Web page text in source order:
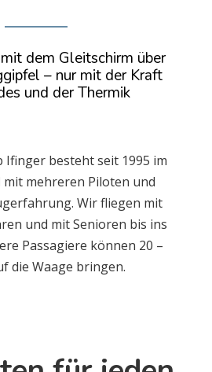
dem Gleitschirm über
– nur mit der Kraft
und der Thermik
Ifinger besteht seit 1995 im
mehreren Piloten und
Wir fliegen mit
und mit Senioren bis ins
Passagiere können 20 –
die Waage bringen.